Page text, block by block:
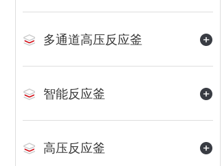
多通道高压反应釜
智能反应釜
高压反应釜